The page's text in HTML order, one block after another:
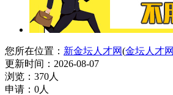
您所在位置： 新金坛人才网(金坛人才网
更新时间：2026-08-07
浏览：370人
申请：0人